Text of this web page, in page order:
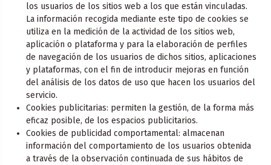
los usuarios de los sitios web a los que están vinculadas.
La información recogida mediante este tipo de cookies se
utiliza en la medición de la actividad de los sitios web,
aplicación o plataforma y para la elaboración de perfiles
de navegación de los usuarios de dichos sitios, aplicaciones
y plataformas, con el fin de introducir mejoras en función
del análisis de los datos de uso que hacen los usuarios del
servicio.
Cookies publicitarias: permiten la gestión, de la forma más
eficaz posible, de los espacios publicitarios.
Cookies de publicidad comportamental: almacenan
información del comportamiento de los usuarios obtenida
a través de la observación continuada de sus hábitos de